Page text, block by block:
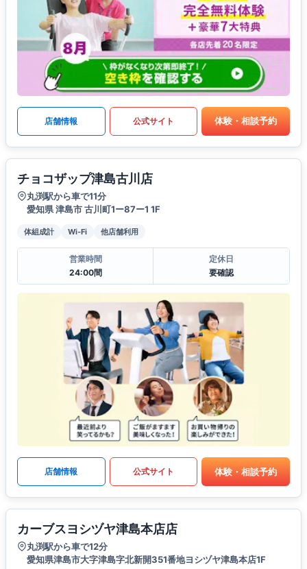
店舗情報 公式サイト 体験・相談予約
チョコザップ津島古川店
丸渕駅から車で11分
愛知県 津島市 古川町1ー87ー1 1F
体組成計 Wi-Fi 他店舗利用
営業時間
24:00間
定休日
要確認
店舗情報 公式サイト 体験・相談予約
カーブスヨシヅヤ津島本店店
丸渕駅から車で12分
愛知県津島市大字津島字北新開351番地ヨシヅヤ津島本店1F